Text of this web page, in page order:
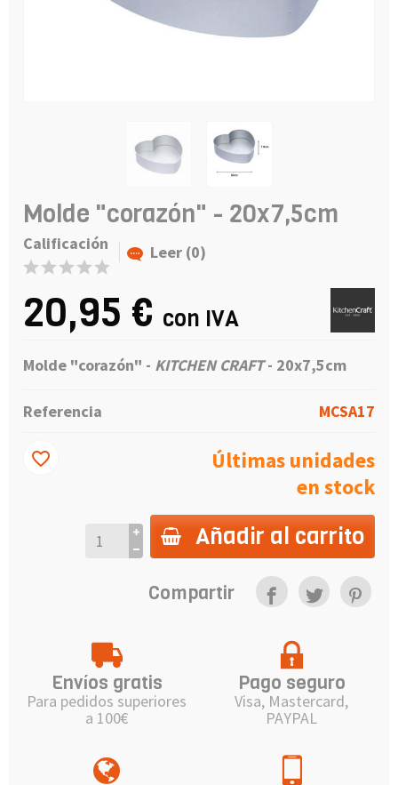
Molde "corazón" - 20x7,5cm
Calificación Leer (0)
20,95 € con IVA
Molde "corazón" - KITCHEN CRAFT- 20x7,5cm
Referencia MCSA17
Últimas unidades
en stock
Añadir al carrito
favorite_border
Compartir
Envíos gratis
Para pedidos superiores
a 100€
Pago seguro
Visa, Mastercard,
PAYPAL